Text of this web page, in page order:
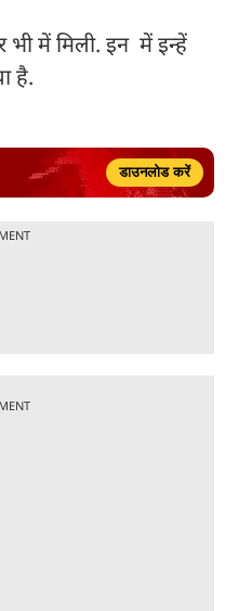
में मिली. इन में इन्हें
है.
डाउनलोड करें